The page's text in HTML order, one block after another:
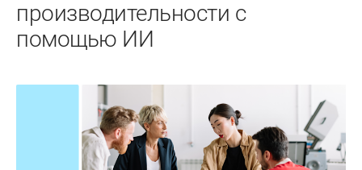
производительности с
помощью ИИ